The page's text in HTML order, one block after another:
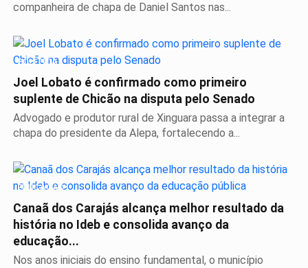
companheira de chapa de Daniel Santos nas...
POLÍTICA
Joel Lobato é confirmado como primeiro
suplente de Chicão na disputa pelo Senado
Advogado e produtor rural de Xinguara passa a integrar a
chapa do presidente da Alepa, fortalecendo a...
EDUCAÇÃO
Canaã dos Carajás alcança melhor resultado da
história no Ideb e consolida avanço da
educação...
Nos anos iniciais do ensino fundamental, o município